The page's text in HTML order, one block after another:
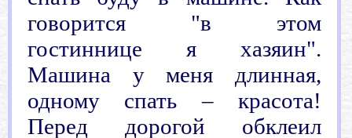
говорится "в этом
гостиннице я хазяин".
Машина у меня длинная,
одному спать – красота!
Перед дорогой обклеил